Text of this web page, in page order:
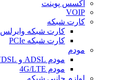
اکسس پوینت
VOIP
کارت شبکه
کارت شبکه وایرلس USB
کارت شبکه PCIe
مودم
مودم ADSL و VDSL
مودم 4G/LTE
لوازم جانبی شبکه